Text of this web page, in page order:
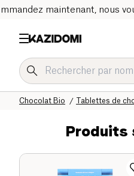
maintenant, nous
Tablettes de
Chocolat Bio
Notre catalogue bio
Accueil
Produits